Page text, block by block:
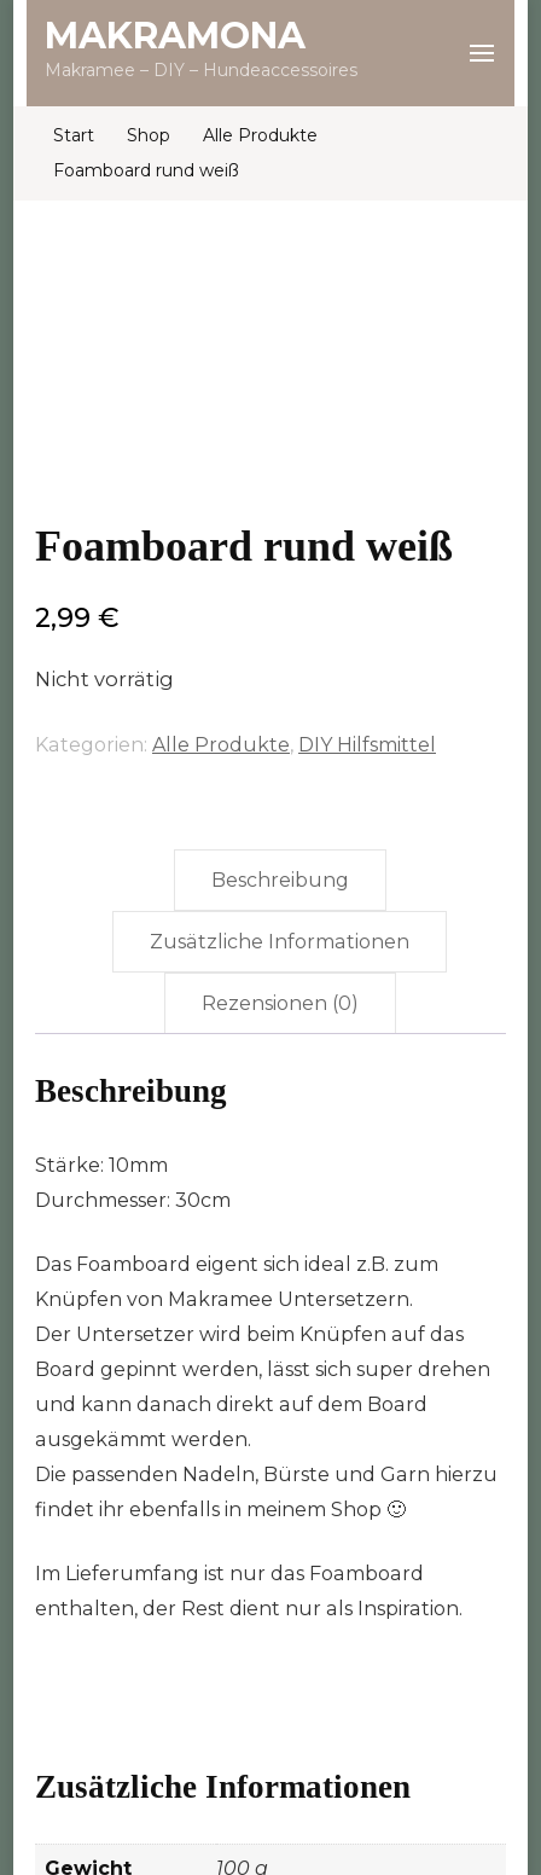
MAKRAMONA
Makramee – DIY – Hundeaccessoires
Start Shop
Alle Produkte
Foamboard rund weiß
Foamboard rund weiß
2,99 €
Nicht vorrätig
Kategorien: Alle Produkte, DIY Hilfsmittel
Beschreibung
Zusätzliche Informationen
Rezensionen (0)
Beschreibung
Stärke: 10mm
Durchmesser: 30cm
Das Foamboard eigent sich ideal z.B. zum
Knüpfen von Makramee Untersetzern.
Der Untersetzer wird beim Knüpfen auf das
Board gepinnt werden, lässt sich super drehen
und kann danach direkt auf dem Board
ausgekämmt werden.
Die passenden Nadeln, Bürste und Garn hierzu
findet ihr ebenfalls in meinem Shop 🙂
Im Lieferumfang ist nur das Foamboard
enthalten, der Rest dient nur als Inspiration.
Zusätzliche Informationen
Gewicht 100 g